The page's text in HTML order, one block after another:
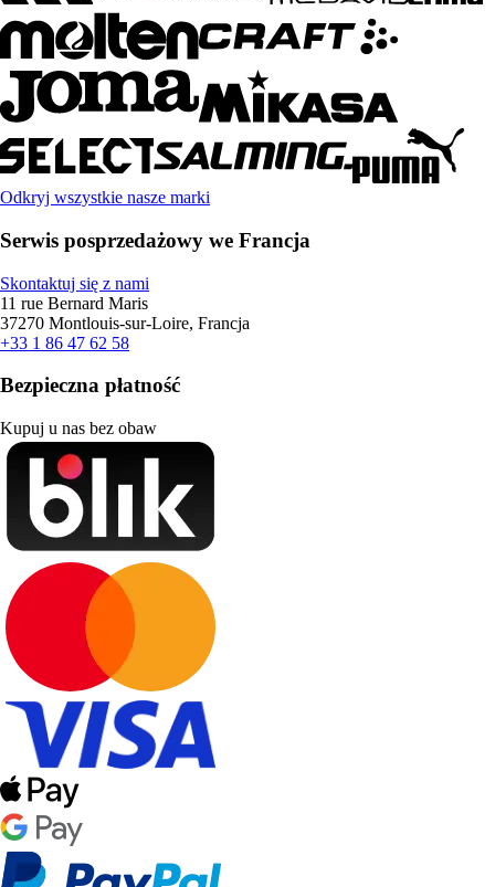
Odkryj wszystkie nasze marki
Serwis posprzedażowy we Francja
Skontaktuj się z nami
11 rue Bernard Maris
37270 Montlouis-sur-Loire, Francja
+33 1 86 47 62 58
Bezpieczna płatność
Kupuj u nas bez obaw